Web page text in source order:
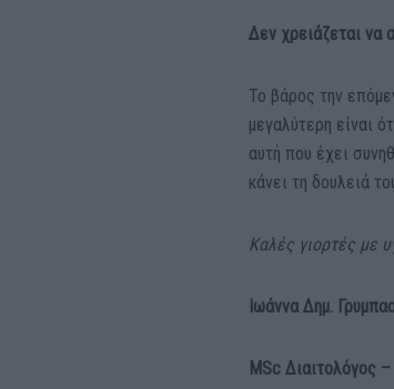
Δεν χρειάζεται να
Το βάρος την
μεγαλύτερη είναι
αυτή που έχει
κάνει τη δουλειά
Καλές γιορτές με
Ιωάννα Δημ.
MSc Διαιτολόγος